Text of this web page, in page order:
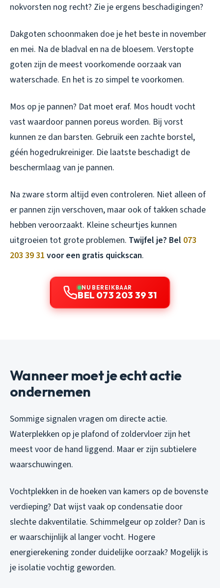
nokvorsten nog recht? Zie je ergens beschadigingen?
Dakgoten schoonmaken doe je het beste in november
en mei. Na de bladval en na de bloesem. Verstopte
goten zijn de meest voorkomende oorzaak van
waterschade. En het is zo simpel te voorkomen.
Mos op je pannen? Dat moet eraf. Mos houdt vocht
vast waardoor pannen poreus worden. Bij vorst
kunnen ze dan barsten. Gebruik een zachte borstel,
géén hogedrukreiniger. Die laatste beschadigt de
beschermlaag van je pannen.
Na zware storm altijd even controleren. Niet alleen of
er pannen zijn verschoven, maar ook of takken schade
hebben veroorzaakt. Kleine scheurtjes kunnen
uitgroeien tot grote problemen. Twijfel je? Bel 073
203 39 31 voor een gratis quickscan.
NU BEREIKBAAR
BEL 073 203 39 31
Wanneer moet je echt actie
ondernemen
Sommige signalen vragen om directe actie.
Waterplekken op je plafond of zoldervloer zijn het
meest voor de hand liggend. Maar er zijn subtielere
waarschuwingen.
Vochtplekken in de hoeken van kamers op de bovenste
verdieping? Dat wijst vaak op condensatie door
slechte dakventilatie. Schimmelgeur op zolder? Dan is
er waarschijnlijk al langer vocht. Hogere
energierekening zonder duidelijke oorzaak? Mogelijk is
je isolatie vochtig geworden.